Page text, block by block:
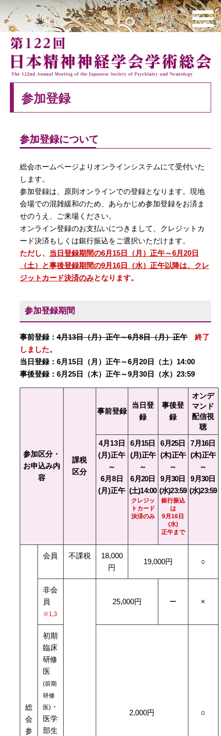
参加登録
参加登録について
総会ホームページよりオンラインシステムにて受付いた
します。
参加登録は、原則オンラインでの登録となります。現地
会場での混雑緩和のため、あらかじめ参加登録をお済ま
せのうえ、ご来場ください。
オンライン登録のお支払いにつきまして、クレジットカ
ード決済もしくは銀行振込をご選択いただけます。
ただし、 当日登録期間の6月15日（月）正午～6月20日
（土）と事後登録期間の9月16日（水）正午以降は、クレ
ジットカード決済のみとなります。
参加登録期間
事前登録：4月13日（月）正午～6月8日（月）正午
終了
しました。
当日登録：6月15日（月）正午～6月20日（土）14:00
事後登録：6月25日（木）正午～9月30日（水） 23:59
参加区分・
お申込み内
容
課税
区分
事前登録
当日登
録
事後登
録
オンデ
マンド
配信視
聴
4月13日
(月)正午
～
6月8日
(月)正午
6月15日
(月)正午
～
6月20日
(土)14:00
クレジッ
トカード
決済のみ
6月25日
(木)正午
～
9月30日
(水)23:59
銀行振込
は
9月16日
(水)
正午まで
7月16日
(木)正午
～
9月30日
(水)23:59
総
会
参
会員 不課税
18,000
円
19,000円 ○
非会
員
※1,3
25,000円 ー ×
初期
臨床
研修
医
(前期
研修
医)・
医学
部生
2,000円 ○